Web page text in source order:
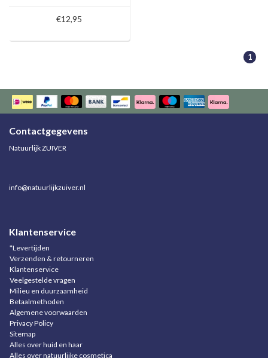
€12,95
1
Contactgegevens
Natuurlijk ZUIVER
info@natuurlijkzuiver.nl
Klantenservice
*Levertijden
Verzenden & retourneren
Klantenservice
Veelgestelde vragen
Milieu en duurzaamheid
Betaalmethoden
Algemene voorwaarden
Privacy Policy
Sitemap
Alles over huid en haar
Alles over natuurlijke cosmetica